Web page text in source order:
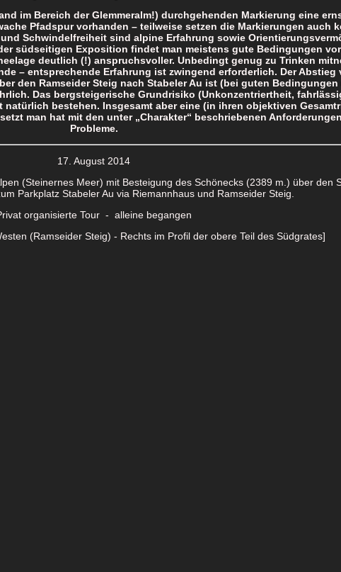
im Bereich der Glemmeralm!) durchgehenden Markierung eine
Pfadspur vorhanden – teilweise setzen die Markierungen auch
Schwindelfreiheit sind alpine Erfahrung sowie
südseitigen Exposition findet man meistens gute Bedingungen
deutlich (!) anspruchsvoller. Unbedingt genug zu Trinken
– entsprechende Erfahrung ist zwingend erforderlich. Der Abstieg
den Ramseider Steig nach Stabeler Au ist (bei guten Bedingungen
Das bergsteigerische Grundrisiko (Unkonzentriertheit,
natürlich bestehen. Insgesamt aber eine (in ihren objektiven
man hat mit den unter „Charakter“ beschriebenen
Probleme.
17. August 2014
(Steinernes Meer) mit Besteigung des Schönecks (2389 m.) über den
Parkplatz Stabeler Au via Riemannhaus und Ramseider Steig.
organisierte Tour - alleine begangen
(Ramseider Steig) - Rechts im Profil der obere Teil des Südgrates]